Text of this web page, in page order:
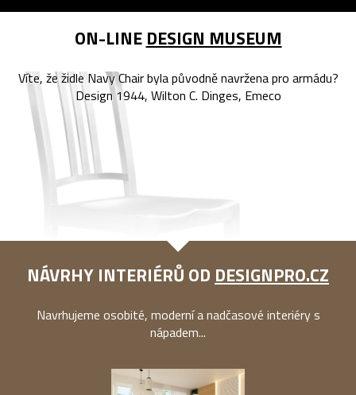
ON-LINE DESIGN MUSEUM
Víte, že židle Navy Chair byla původně navržena pro armádu?
Design 1944, Wilton C. Dinges, Emeco
NÁVRHY INTERIÉRŮ OD DESIGNPRO.CZ
Navrhujeme osobité, moderní a nadčasové interiéry s
nápadem...